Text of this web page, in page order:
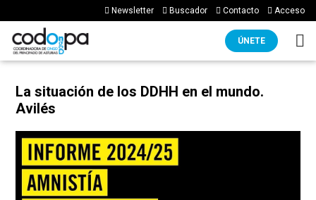
Newsletter Buscador Contacto Acceso
ÚNETE
La situación de los DDHH en el mundo.
Avilés